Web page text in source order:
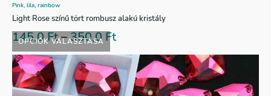
OPCIÓK VÁLASZTÁSA
Pink, lila, rainbow
Light Rose színű tört rombusz alakú kristály
145,0Ft–350,0Ft